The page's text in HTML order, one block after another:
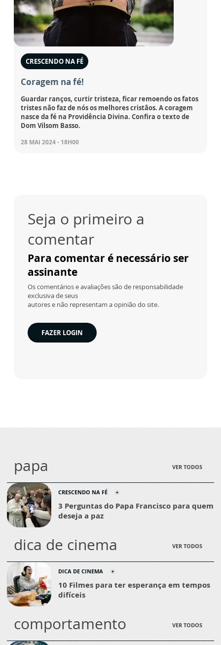
CRESCENDO NA FÉ
Coragem na fé!
Guardar ranços, curtir tristeza, ficar remoendo os fatos
tristes não faz de nós os melhores cristãos. A coragem
nasce da fé na Providência Divina. Confira o texto de
Dom Vilsom Basso.
28 MAI 2024 - 18H00
Seja o primeiro a
comentar
Para comentar é necessário ser
assinante
Os comentários e avaliações são de responsabilidade
exclusiva de seus
autores e não representam a opinião do site.
FAZER LOGIN
papa VER TODOS
CRESCENDO NA FÉ
3 Perguntas do Papa Francisco para quem
deseja a paz
dica de cinema VER TODOS
DICA DE CINEMA
10 Filmes para ter esperança em tempos
difíceis
comportamento VER TODOS